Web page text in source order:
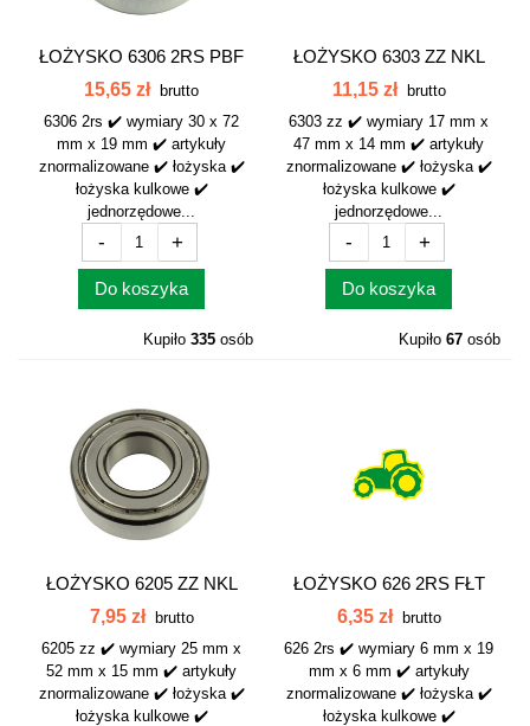
ŁOŻYSKO 6306 2RS PBF
15,65 zł
brutto
6306 2rs ✔️ wymiary 30 x 72
mm x 19 mm ✔️ artykuły
znormalizowane ✔️ łożyska ✔️
łożyska kulkowe ✔️
jednorzędowe...
- +
Do koszyka
Kupiło 335 osób
ŁOŻYSKO 6303 ZZ NKL
11,15 zł
brutto
6303 zz ✔️ wymiary 17 mm x
47 mm x 14 mm ✔️ artykuły
znormalizowane ✔️ łożyska ✔️
łożyska kulkowe ✔️
jednorzędowe...
- +
Do koszyka
Kupiło 67 osób
ŁOŻYSKO 6205 ZZ NKL
7,95 zł brutto
6205 zz ✔️ wymiary 25 mm x
52 mm x 15 mm ✔️ artykuły
znormalizowane ✔️ łożyska ✔️
łożyska kulkowe ✔️
ŁOŻYSKO 626 2RS FŁT
6,35 zł brutto
626 2rs ✔️ wymiary 6 mm x 19
mm x 6 mm ✔️ artykuły
znormalizowane ✔️ łożyska ✔️
łożyska kulkowe ✔️